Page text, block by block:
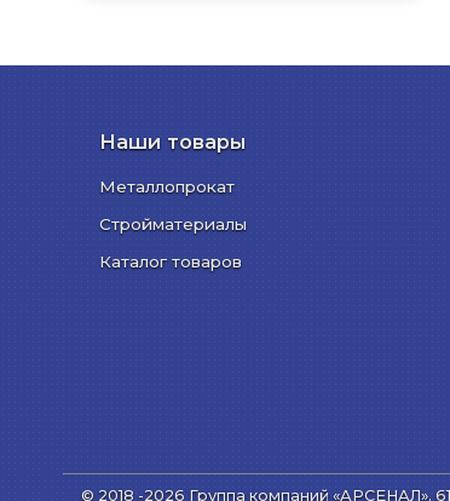
Наши товары
Металлопрокат
Стройматериалы
Каталог товаров
© 2018 -2026 Группа компаний «АРСЕНАЛ».